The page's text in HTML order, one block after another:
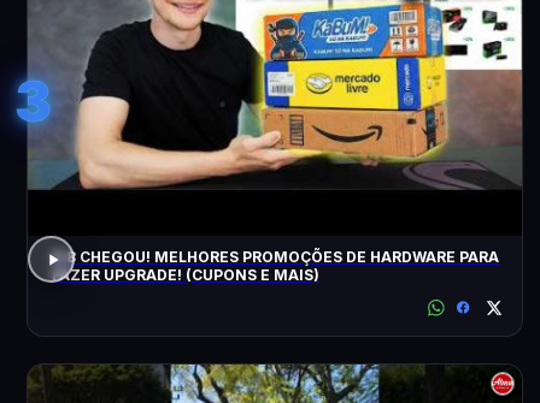
3
8.8 CHEGOU! MELHORES PROMOÇÕES DE HARDWARE PARA
FAZER UPGRADE! (CUPONS E MAIS)